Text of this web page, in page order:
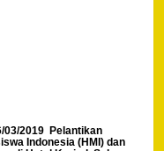
03/2019 Pelantikan
Indonesia (HMI) dan